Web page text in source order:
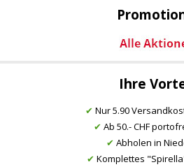
Ihre
✔ Nur 5.90
✔ Ab 50.- CHF
✔ Abholen in
✔ Komplettes